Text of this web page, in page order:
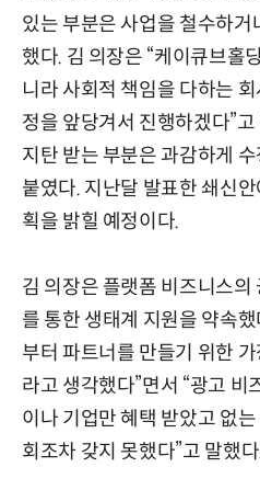
있는 부분은 사업을 철수하
했다. 김 의장은 “케이큐브홀
니라 사회적 책임을 다하는
정을 앞당겨서 진행하겠다”
지탄 받는 부분은 과감하게
붙였다. 지난달 발표한 쇄신
획을 밝힐 예정이다.
김 의장은 플랫폼 비즈니스의
를 통한 생태계 지원을 약속했
부터 파트너를 만들기 위한
라고 생각했다”면서 “광고 비
이나 기업만 혜택 받았고 없
회조차 갖지 못했다”고 말했